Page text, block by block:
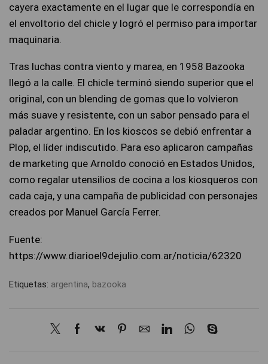
cayera exactamente en el lugar que le correspondía en
el envoltorio del chicle y logró el permiso para importar
maquinaria.
Tras luchas contra viento y marea, en 1958 Bazooka
llegó a la calle. El chicle terminó siendo superior que el
original, con un blending de gomas que lo volvieron
más suave y resistente, con un sabor pensado para el
paladar argentino. En los kioscos se debió enfrentar a
Plop, el líder indiscutido. Para eso aplicaron campañas
de marketing que Arnoldo conoció en Estados Unidos,
como regalar utensilios de cocina a los kiosqueros con
cada caja, y una campaña de publicidad con personajes
creados por Manuel García Ferrer.
Fuente:
https://www.diarioel9dejulio.com.ar/noticia/62320
Etiquetas: argentina, bazooka